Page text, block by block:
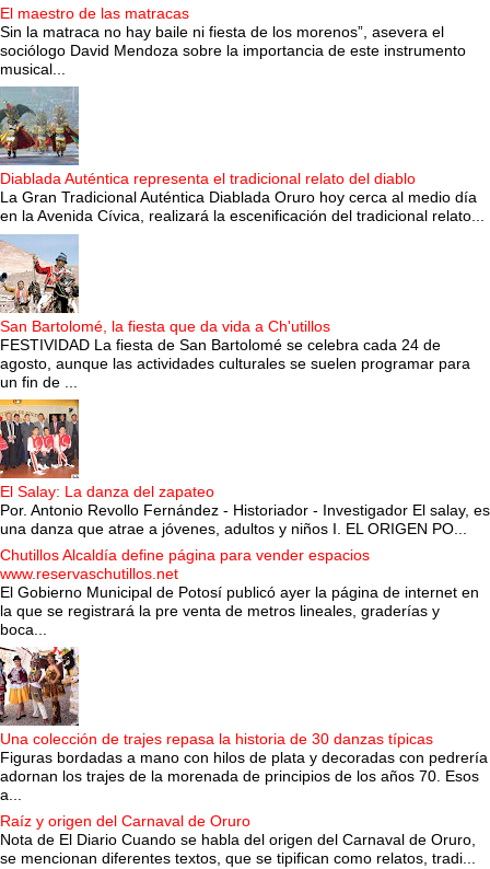
El maestro de las matracas
Sin la matraca no hay baile ni fiesta de los morenos”, asevera el
sociólogo David Mendoza sobre la importancia de este instrumento
musical...
Diablada Auténtica representa el tradicional relato del diablo
La Gran Tradicional Auténtica Diablada Oruro hoy cerca al medio día
en la Avenida Cívica, realizará la escenificación del tradicional relato...
San Bartolomé, la fiesta que da vida a Ch'utillos
FESTIVIDAD La fiesta de San Bartolomé se celebra cada 24 de
agosto, aunque las actividades culturales se suelen programar para
un fin de ...
El Salay: La danza del zapateo
Por. Antonio Revollo Fernández - Historiador - Investigador El salay, es
una danza que atrae a jóvenes, adultos y niños I. EL ORIGEN PO...
Chutillos Alcaldía define página para vender espacios
www.reservaschutillos.net
El Gobierno Municipal de Potosí publicó ayer la página de internet en
la que se registrará la pre venta de metros lineales, graderías y
boca...
Una colección de trajes repasa la historia de 30 danzas típicas
Figuras bordadas a mano con hilos de plata y decoradas con pedrería
adornan los trajes de la morenada de principios de los años 70. Esos
a...
Raíz y origen del Carnaval de Oruro
Nota de El Diario Cuando se habla del origen del Carnaval de Oruro,
se mencionan diferentes textos, que se tipifican como relatos, tradi...